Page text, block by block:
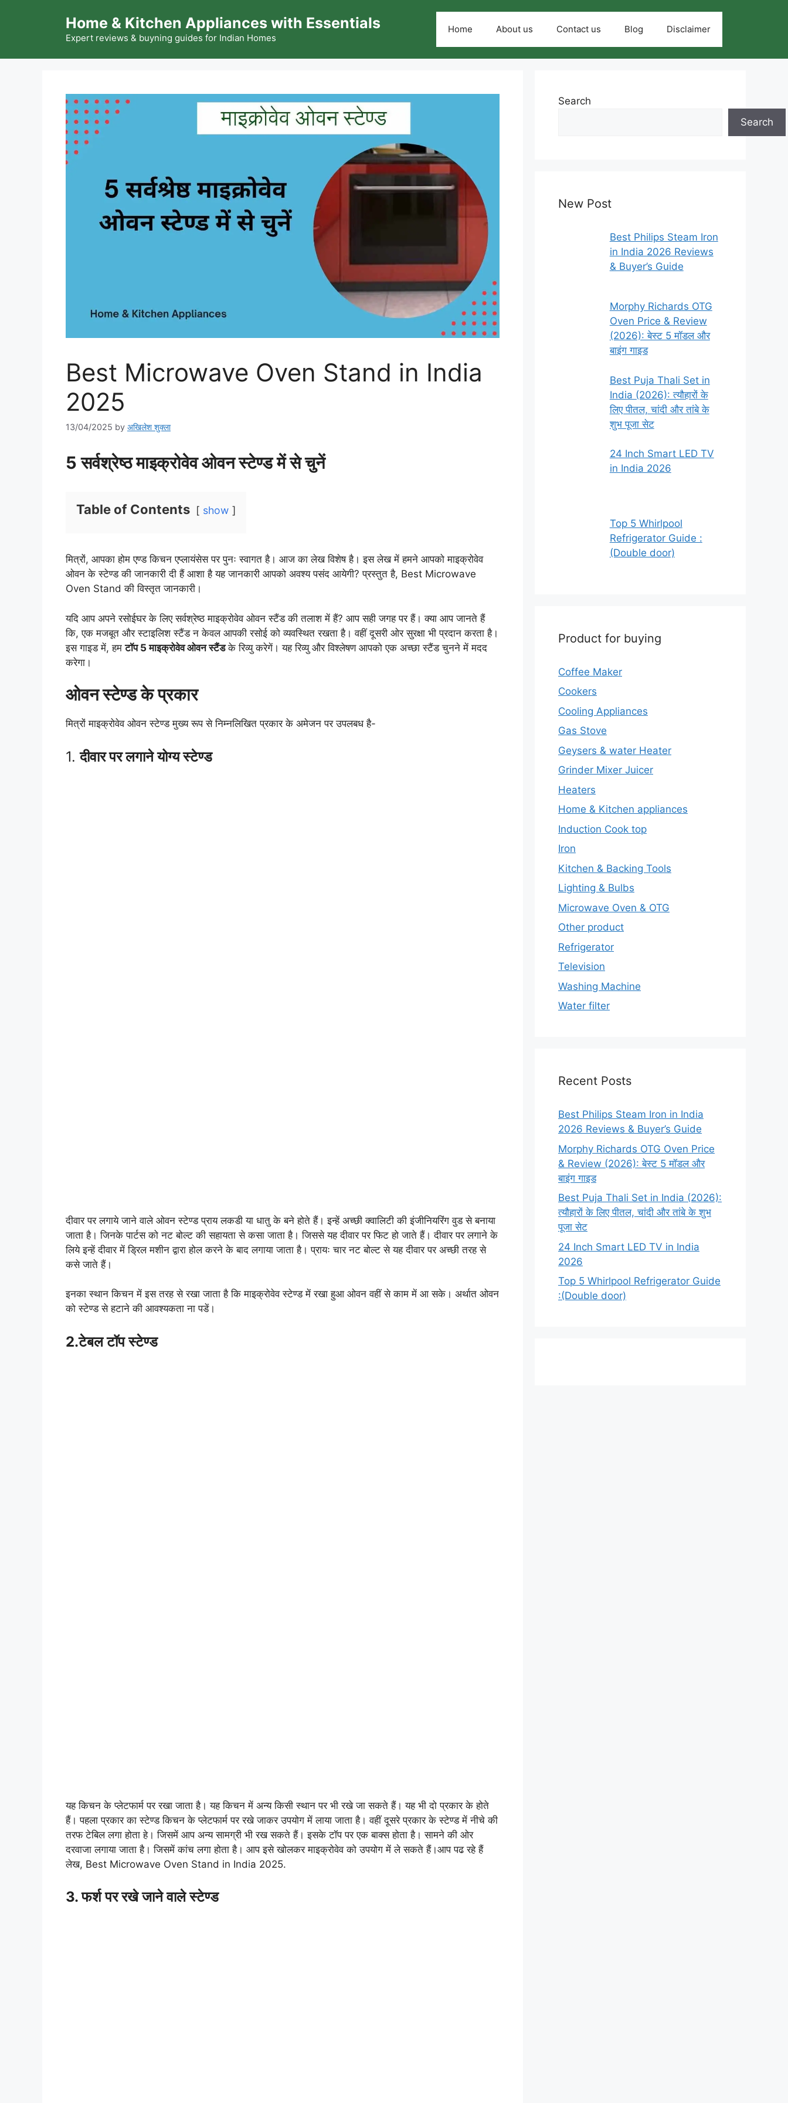
Home & Kitchen Appliances with Essentials
Expert reviews & buyning guides for Indian Homes
Home About us Contact us Blog Disclaimer
Best Microwave Oven Stand in India
2025
13/04/2025 by अखिलेश शुक्ला
5 सर्वश्रेष्ठ माइक्रोवेव ओवन स्टेण्ड में से चुनें
Table of Contents show
मित्रों, आपका होम एण्ड किचन एप्लायंसेस पर पुनः स्वागत है। आज का लेख विशेष है। इस लेख में हमने आपको माइक्रोवेव
ओवन के स्टेण्ड की जानकारी दी हैं आशा है यह जानकारी आपको अवश्य पसंद आयेगी? प्रस्तुत है, Best Microwave
Oven Stand की विस्तृत जानकारी।
यदि आप अपने रसोईघर के लिए सर्वश्रेष्ठ माइक्रोवेव ओवन स्टैंड की तलाश में हैं? आप सही जगह पर हैं। क्या आप जानते हैं
कि, एक मजबूत और स्टाइलिश स्टैंड न केवल आपकी रसोई को व्यवस्थित रखता है। वहीं दूसरी ओर सुरक्षा भी प्रदान करता है।
इस गाइड में, हमटॉप 5 माइक्रोवेव ओवन स्टैंडके रिव्यु करेगें। यह रिव्यु और विश्लेषण आपको एक अच्छा स्टैंड चुनने में मदद
करेगा।
ओवन स्टेण्ड के प्रकार
मित्रों माइक्रोवेव ओवन स्टेण्ड मुख्य रूप से निम्नलिखित प्रकार के अमेजन पर उपलबध है-
1.दीवार पर लगाने योग्य स्टेण्ड
दीवार पर लगाये जाने वाले ओवन स्टेण्ड प्राय लकडी या धातु के बने होते हैं। इन्हें अच्छी क्वालिटी की इंजीनियरिंग वुड से बनाया
जाता है। जिनके पार्टस को नट बोल्ट की सहायता से कसा जाता है। जिससे यह दीवार पर फिट हो जाते हैं। दीवार पर लगाने के
लिये इन्हें दीवार में ड्रिल मशीन द्वारा होल करने के बाद लगाया जाता है। प्रायः चार नट बोल्ट से यह दीवार पर अच्छी तरह से
कसे जाते हैं।
इनका स्थान किचन में इस तरह से रखा जाता है कि माइक्रोवेव स्टेण्ड में रखा हुआ ओवन वहीं से काम में आ सके। अर्थात ओवन
को स्टेण्ड से हटाने की आवश्यकता ना पडें।
2.टेबल टॉप स्टेण्ड
यह किचन के प्लेटफार्म पर रखा जाता है। यह किचन में अन्य किसी स्थान पर भी रखे जा सकते हैं। यह भी दो प्रकार के होते
हैं। पहला प्रकार का स्टेण्ड किचन के प्लेटफार्म पर रखे जाकर उपयोग में लाया जाता है। वहीं दूसरे प्रकार के स्टेण्ड में नीचे की
तरफ टेबिल लगा होता हे। जिसमें आप अन्य सामग्री भी रख सकते हैं। इसके टॉप पर एक बाक्स होता है। सामने की ओर
दरवाजा लगाया जाता है। जिसमें कांच लगा होता है। आप इसे खोलकर माइक्रोवेव को उपयोग में ले सकते हैं।आप पढ रहे हैं
लेख, Best Microwave Oven Stand in India 2025.
3. फर्श पर रखे जाने वाले स्टेण्ड
Search
Search
New Post
Best Philips Steam Iron
in India 2026 Reviews
& Buyer’s Guide
Morphy Richards OTG
Oven Price & Review
(2026): बेस्ट 5 मॉडल और
बाइंग गाइड
Best Puja Thali Set in
India (2026): त्यौहारों के
लिए पीतल, चांदी और तांबे के
शुभ पूजा सेट
24 Inch Smart LED TV
in India 2026
Top 5 Whirlpool
Refrigerator Guide :
(Double door)
Product for buying
Coffee Maker
Cookers
Cooling Appliances
Gas Stove
Geysers & water Heater
Grinder Mixer Juicer
Heaters
Home & Kitchen appliances
Induction Cook top
Iron
Kitchen & Backing Tools
Lighting & Bulbs
Microwave Oven & OTG
Other product
Refrigerator
Television
Washing Machine
Water filter
Recent Posts
Best Philips Steam Iron in India
2026 Reviews & Buyer’s Guide
Morphy Richards OTG Oven Price
& Review (2026): बेस्ट 5 मॉडल और
बाइंग गाइड
Best Puja Thali Set in India (2026):
त्यौहारों के लिए पीतल, चांदी और तांबे के शुभ
पूजा सेट
24 Inch Smart LED TV in India
2026
Top 5 Whirlpool Refrigerator Guide
:(Double door)